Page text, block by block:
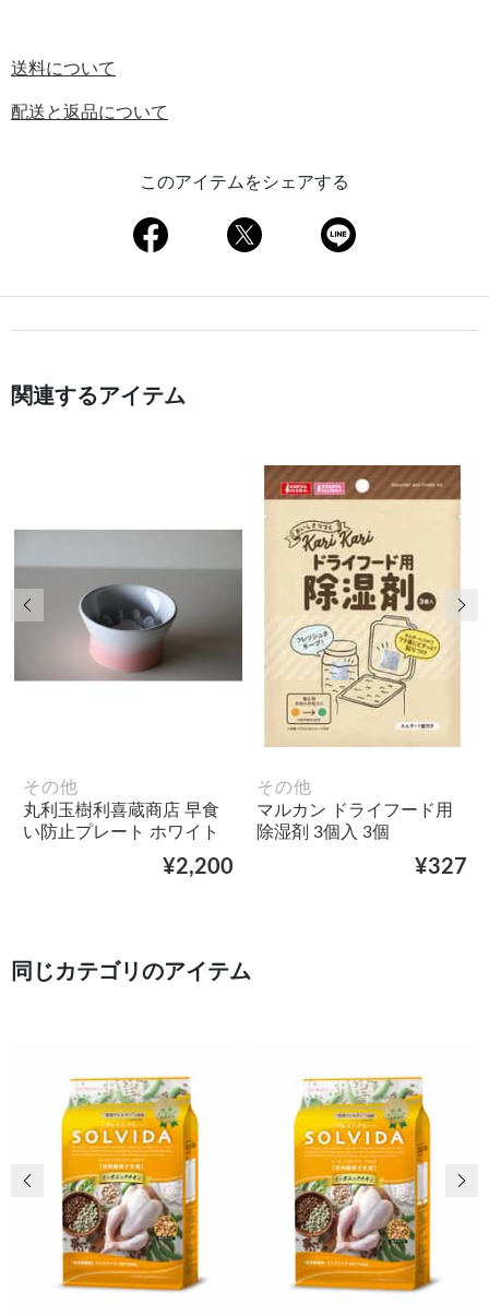
送料について
配送と返品について
このアイテムをシェアする
関連するアイテム
その他
丸利玉樹利喜蔵商店 早食
い防止プレート ホワイト
¥2,200
その他
マルカン ドライフード用
除湿剤 3個入 3個
¥327
前の画像 次
同じカテゴリのアイテム
前の画像 次